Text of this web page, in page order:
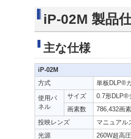
iP-02M 製品
主な仕様
iP-02M
方式
単板DLP®
使用パ
ネル
サイズ
0.7形DLP®
画素数
786,432画
投映レンズ
マニュアル
光源
260W超高